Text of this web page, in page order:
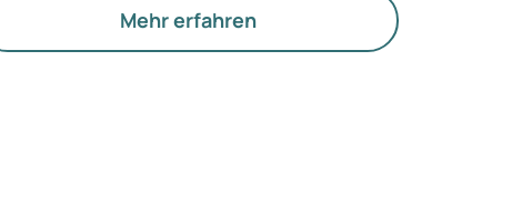
und die Funktion der Eierstöcke.
Mehr erfahren